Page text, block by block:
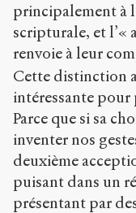
principalement à
scripturale, et l’«
renvoie à leur
Cette distinction
intéressante pour
Parce que si sa
inventer nos
deuxième
puisant dans un
présentant par